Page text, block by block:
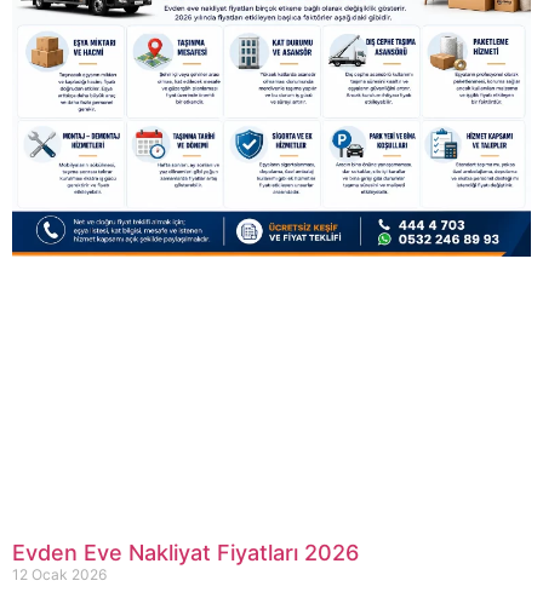
Evden Eve Nakliyat Fiyatları 2026
12 Ocak 2026